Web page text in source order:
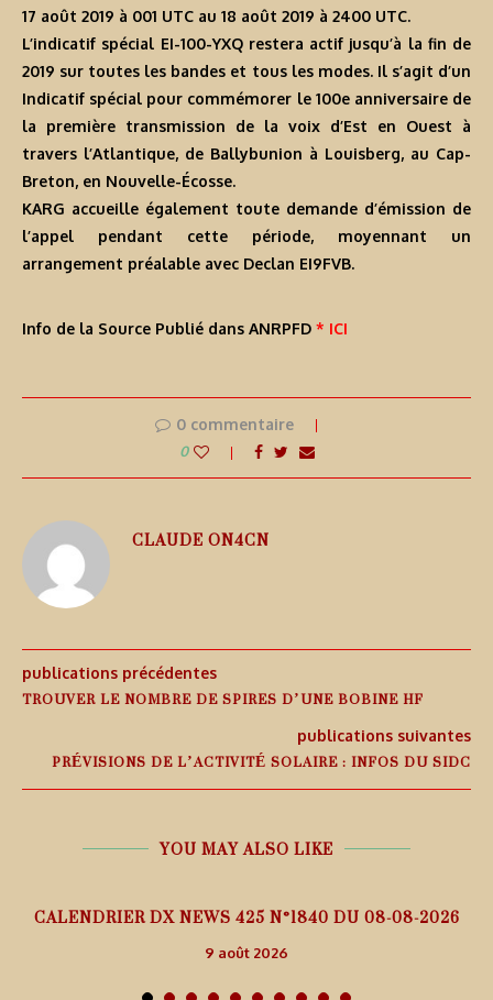
17 août 2019 à 001 UTC au 18 août 2019 à 2400 UTC.
L’indicatif spécial EI-100-YXQ restera actif jusqu’à la fin de
2019 sur toutes les bandes et tous les modes. Il s’agit d’un
Indicatif spécial pour commémorer le 100e anniversaire de
la première transmission de la voix d’Est en Ouest à
travers l’Atlantique, de Ballybunion à Louisberg, au Cap-
Breton, en Nouvelle-Écosse.
KARG accueille également toute demande d’émission de
l’appel pendant cette période, moyennant un
arrangement préalable avec Declan EI9FVB.
Info de la Source Publié dans ANRPFD * ICI
0 commentaire
0
CLAUDE ON4CN
publications précédentes
TROUVER LE NOMBRE DE SPIRES D’UNE BOBINE HF
publications suivantes
PRÉVISIONS DE L’ACTIVITÉ SOLAIRE : INFOS DU SIDC
YOU MAY ALSO LIKE
CALENDRIER DX NEWS 425 N°1840 DU 08-08-2026
9 août 2026